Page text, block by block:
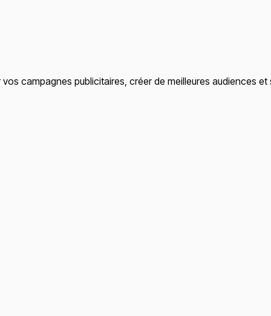
campagnes publicitaires, créer de meilleures audiences et